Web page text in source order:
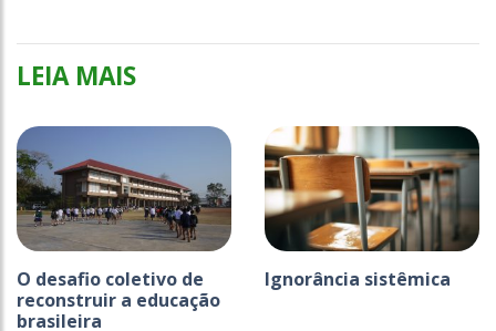
LEIA MAIS
O desafio coletivo de
reconstruir a educação
brasileira
Ignorância sistêmica